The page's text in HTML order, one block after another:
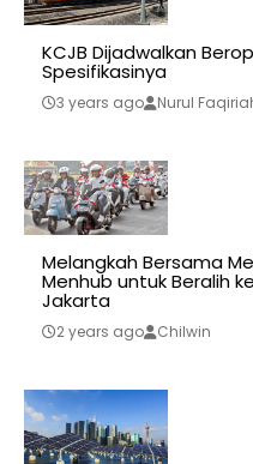
KCJB Dijadwalkan
Spesifikasinya
3 years ago Nurul
Melangkah Bersama
Menhub untuk Beralih
Jakarta
2 years ago Chilwin